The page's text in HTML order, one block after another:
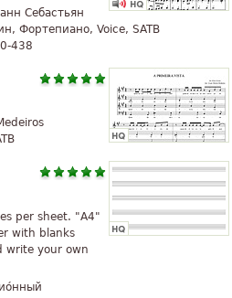
Себастьян
Фортепиано, Voice, SATB
438
per sheet. "A4"
with blanks
write your own